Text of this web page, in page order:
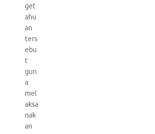
get
ahu
an
ters
ebu
t
gun
a
mel
aksa
nak
an